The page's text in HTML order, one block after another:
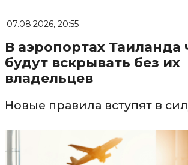
07.08.2026, 20:55
В аэропортах
будут вскрывать без их
владельцев
Новые правила вступят в